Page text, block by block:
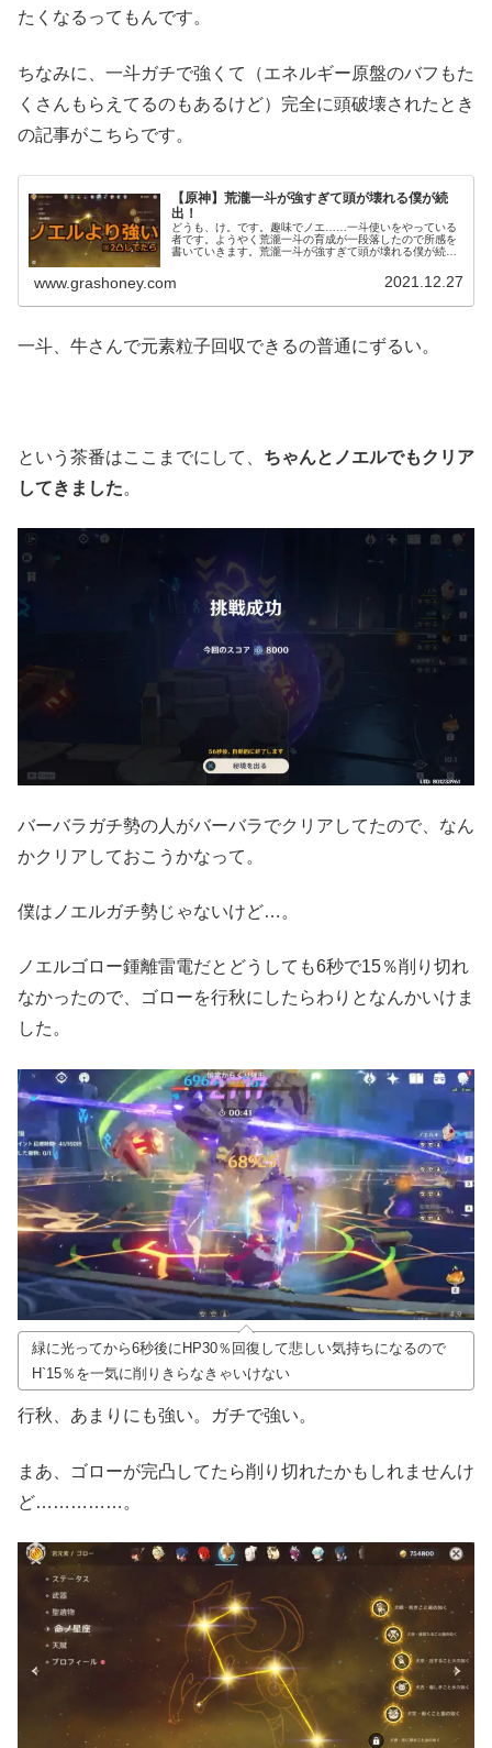
たくなるってもんです。
ちなみに、一斗ガチで強くて（エネルギー原盤のバフもた
くさんもらえてるのもあるけど）完全に頭破壊されたとき
の記事がこちらです。
【原神】荒瀧一斗が強すぎて頭が壊れる僕が続
出！
どうも、け。です。趣味でノエ……一斗使いをやっている
者です。ようやく荒瀧一斗の育成が一段落したので所感を
書いていきます。荒瀧一斗が強すぎて頭が壊れる僕が続
www.grashoney.com 2021.12.27
一斗、牛さんで元素粒子回収できるの普通にずるい。
という茶番はここまでにして、 ちゃんとノエルでもクリア
してきました。
バーバラガチ勢の人がバーバラでクリアしてたので、なん
かクリアしておこうかなって。
僕はノエルガチ勢じゃないけど…。
ノエルゴロー鍾離雷電だとどうしても6秒で15％削り切れ
なかったので、ゴローを行秋にしたらわりとなんかいけま
した。
緑に光ってから6秒後にHP30％回復して悲しい気持ちになるので
H`15％を一気に削りきらなきゃいけない
行秋、あまりにも強い。ガチで強い。
まあ、ゴローが完凸してたら削り切れたかもしれませんけ
ど……………。